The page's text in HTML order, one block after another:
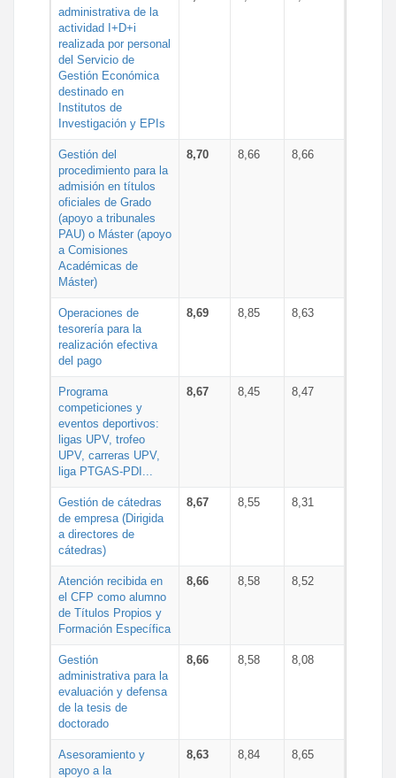
administrativa de la
actividad I+D+i
realizada por personal
del Servicio de
Gestión Económica
destinado en
Institutos de
Investigación y EPIs
Gestión del
procedimiento para la
admisión en títulos
oficiales de Grado
(apoyo a tribunales
PAU) o Máster (apoyo
a Comisiones
Académicas de
Máster)
8,70 8,66 8,66
Operaciones de
tesorería para la
realización efectiva
del pago
8,69 8,85 8,63
Programa
competiciones y
eventos deportivos:
ligas UPV, trofeo
UPV, carreras UPV,
liga PTGAS-PDI...
8,67 8,45 8,47
Gestión de cátedras
de empresa (Dirigida
a directores de
cátedras)
8,67 8,55 8,31
Atención recibida en
el CFP como alumno
de Títulos Propios y
Formación Específica
8,66 8,58 8,52
Gestión
administrativa para la
evaluación y defensa
de la tesis de
doctorado
8,66 8,58 8,08
Asesoramiento y
apoyo a la
8,63 8,84 8,65